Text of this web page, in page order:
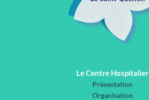
Le Centre Hospitalier
Présentation
Organisation